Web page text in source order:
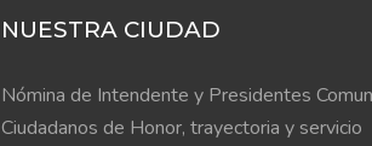
NUESTRA CIUDAD
Nómina de Intendente y Presidentes
Ciudadanos de Honor, trayectoria y servicio